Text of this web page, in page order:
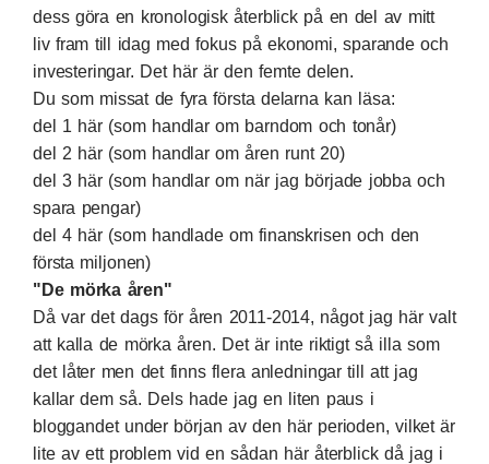
dess göra en kronologisk återblick på en del av mitt
liv fram till idag med fokus på ekonomi, sparande och
investeringar. Det här är den femte delen.
Du som missat de fyra första delarna kan läsa:
del 1 här (som handlar om barndom och tonår)
del 2 här (som handlar om åren runt 20)
del 3 här (som handlar om när jag började jobba och
spara pengar)
del 4 här(som handlade om finanskrisen och den
första miljonen)
"De mörka åren"
Då var det dags för åren 2011-2014, något jag här valt
att kalla de mörka åren. Det är inte riktigt så illa som
det låter men det finns flera anledningar till att jag
kallar dem så. Dels hade jag en liten paus i
bloggandet under början av den här perioden, vilket är
lite av ett problem vid en sådan här återblick då jag i